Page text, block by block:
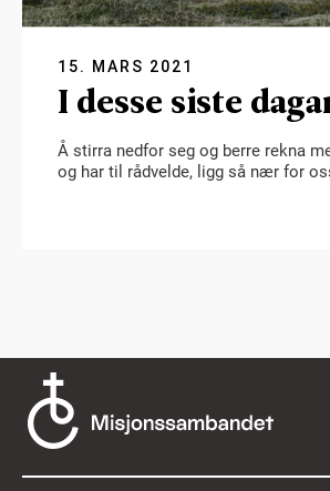
15. MARS 2021
I desse siste
Å stirra nedfor seg og berre rekna
og har til rådvelde, ligg så nær for